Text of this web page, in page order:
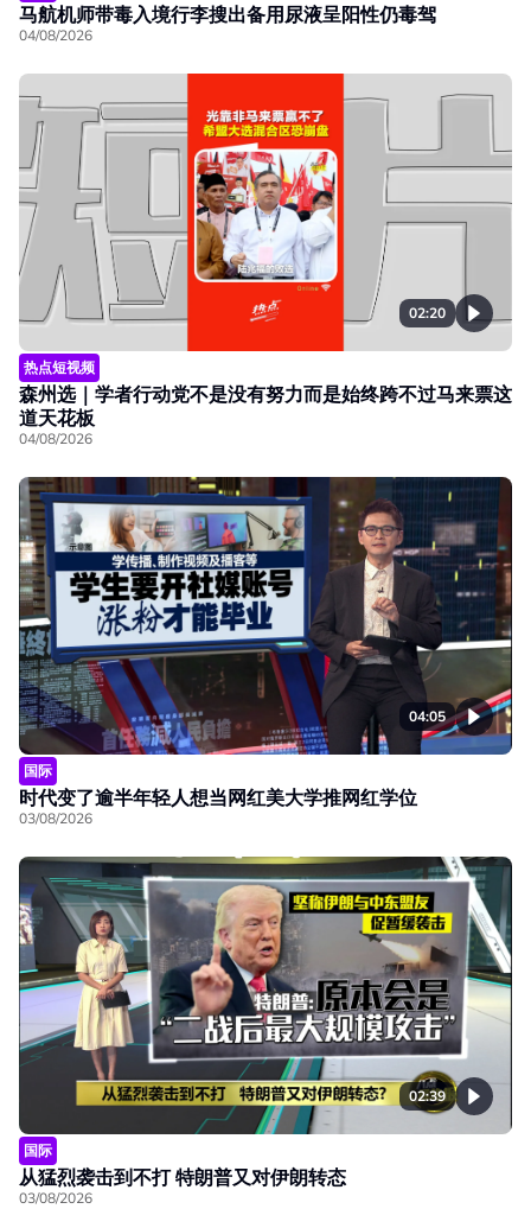
马航机师带毒入境行李搜出备用尿液呈阳性仍毒驾
04/08/2026
02:20
热点短视频
森州选｜学者行动党不是没有努力而是始终跨不过马来票这
道天花板
04/08/2026
04:05
国际
时代变了逾半年轻人想当网红美大学推网红学位
03/08/2026
02:39
国际
从猛烈袭击到不打 特朗普又对伊朗转态
03/08/2026